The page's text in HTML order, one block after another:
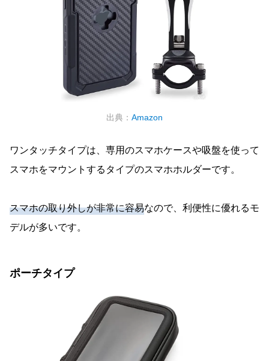
出典： Amazon
ワンタッチタイプは、専用のスマホケースや吸盤を使って
スマホをマウントするタイプのスマホホルダーです。
スマホの取り外しが非常に容易なので、利便性に優れるモ
デルが多いです。
ポーチタイプ